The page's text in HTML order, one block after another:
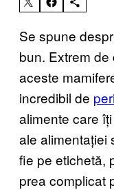
Se spune
bun. Extrem
aceste
incredibil de
alimente care
ale alimentației
fie pe etichetă,
prea complicat